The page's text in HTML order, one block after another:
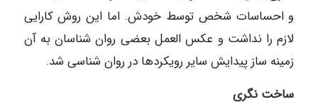
و احساسات شخص توسط خودش. اما این روش کارایی
لازم را نداشت و عکس العمل بعضی روان شناسان به آن
زمینه ساز پیدایش سایر رویکردها در روان شناسی شد.
ساخت نگری